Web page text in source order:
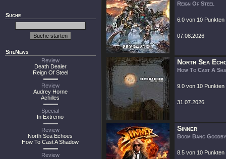
Suche
SiteNews
Review
Death Dealer
Reign Of Steel
Review
Audrey Horne
Achilles
Special
In Extremo
Review
North Sea Echoes
How To Cast A Shadow
Review
Reign Of Steel
6.0 von 10 Punkten
07.08.2026
North Sea
How To Cast A
9.0 von 10 Punkten
31.07.2026
Sinner
Boom Bang
8.5 von 10 Punkten